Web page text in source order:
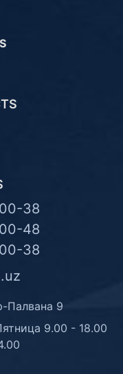
38
48
38
Палвана 9
9.00 - 18.00